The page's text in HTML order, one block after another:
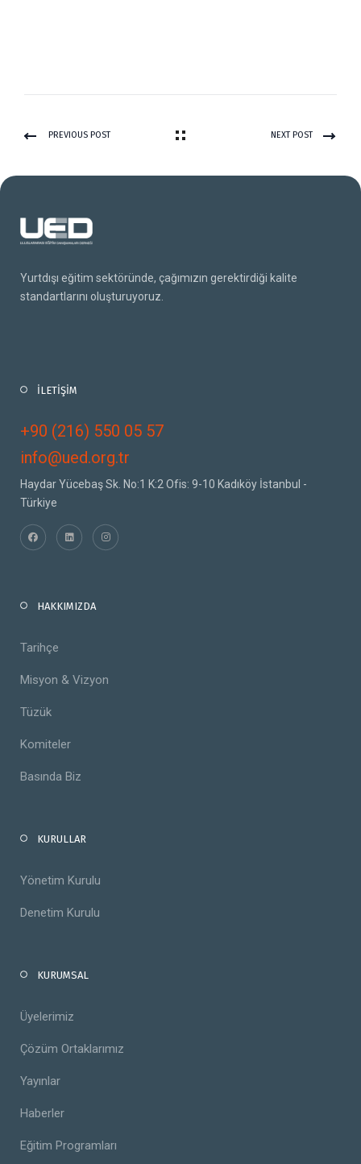
PREVIOUS POST NEXT POST
Yurtdışı eğitim sektöründe, çağımızın gerektirdiği kalite
standartlarını oluşturuyoruz.
İLETİŞİM
+90 (216) 550 05 57
info@ued.org.tr
Haydar Yücebaş Sk. No:1 K:2 Ofis: 9-10 Kadıköy İstanbul -
Türkiye
HAKKIMIZDA
Tarihçe
Misyon & Vizyon
Tüzük
Komiteler
Basında Biz
KURULLAR
Yönetim Kurulu
Denetim Kurulu
KURUMSAL
Üyelerimiz
Çözüm Ortaklarımız
Yayınlar
Haberler
Eğitim Programları